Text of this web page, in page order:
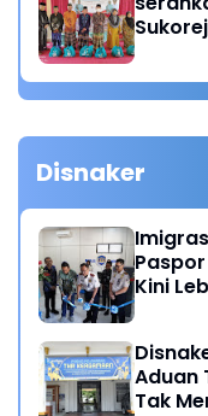
Disnaker
Paspor
Kini
Aduan
Tak